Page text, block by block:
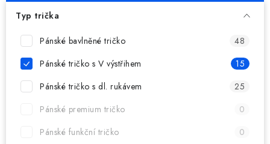
TRIČKA
OKAMŽITĚ K ODBĚRU
Typ trička
Pánské bavlněné tričko
48
Pánské tričko s V výstřihem
15
Pánské tričko s dl. rukávem
25
Pánské premium tričko
0
Pánské funkční tričko
0